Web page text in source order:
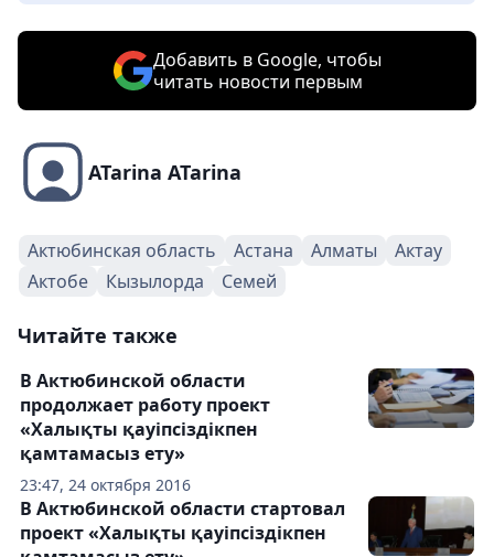
Добавить в Google, чтобы
читать новости первым
ATarina ATarina
Актюбинская область Астана Алматы
Актау
Актобе
Кызылорда Семей
Читайте также
23:47, 24 октября 2016
В Актюбинской области
продолжает работу проект
«Халықты қауіпсіздікпен
қамтамасыз ету»
В Актюбинской области стартовал
проект «Халықты қауіпсіздікпен